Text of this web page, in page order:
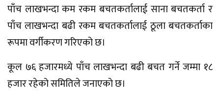
पाँच लाखभन्दा कम रकम बचतकर्तालाई साना बचतकर्ता र
पाँच लाखभन्दा बढी रकम बचतकर्तालाई ठूला बचतकर्ताका
रूपमा वर्गीकरण गरिएको छ।
कूल ७६ हजारमध्ये पाँच लाखभन्दा बढी बचत गर्ने जम्मा १८
हजार रहेको समितिले जनाएको छ।